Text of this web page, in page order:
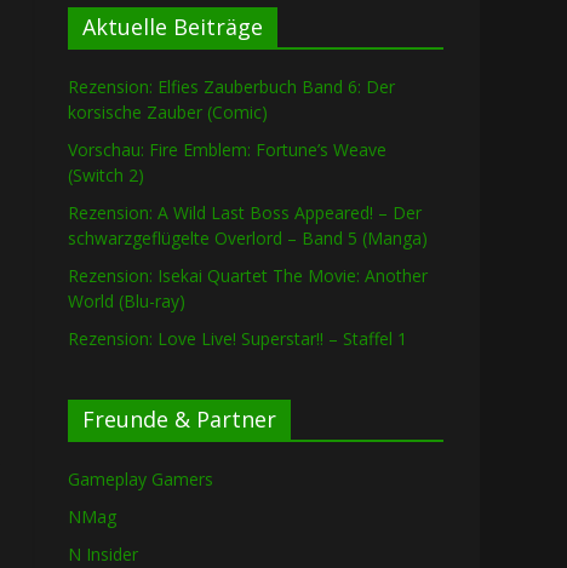
Aktuelle Beiträge
Rezension: Elfies Zauberbuch Band 6: Der
korsische Zauber (Comic)
Vorschau: Fire Emblem: Fortune’s Weave
(Switch 2)
Rezension: A Wild Last Boss Appeared! – Der
schwarzgeflügelte Overlord – Band 5 (Manga)
Rezension: Isekai Quartet The Movie: Another
World (Blu-ray)
Rezension: Love Live! Superstar!! – Staffel 1
Freunde & Partner
Gameplay Gamers
NMag
N Insider